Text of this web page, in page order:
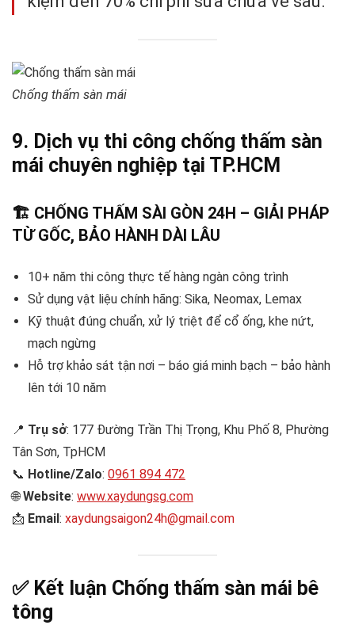
Chống thấm sàn mái
9. Dịch vụ thi công chống thấm sàn
mái chuyên nghiệp tại TP.HCM
🏗️ CHỐNG THẤM SÀI GÒN 24H – GIẢI PHÁP
TỪ GỐC, BẢO HÀNH DÀI LÂU
10+ năm thi công thực tế hàng ngàn công trình
Sử dụng vật liệu chính hãng: Sika, Neomax, Lemax
Kỹ thuật đúng chuẩn, xử lý triệt để cổ ống, khe nứt,
mạch ngừng
Hỗ trợ khảo sát tận nơi – báo giá minh bạch – bảo hành
lên tới 10 năm
📍 Trụ sở: 177 Đường Trần Thị Trọng, Khu Phố 8, Phường
Tân Sơn, TpHCM
📞 Hotline/Zalo: 0961 894 472
🌐Website: www.xaydungsg.com
📩 Email: xaydungsaigon24h@gmail.com
✅ Kết luận Chống thấm sàn mái bê
tông